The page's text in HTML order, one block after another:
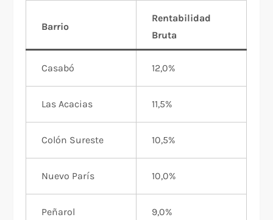
Barrio
Rentabilidad
Bruta
Casabó 12,0%
Las Acacias 11,5%
Colón Sureste 10,5%
Nuevo París 10,0%
Peñarol 9,0%